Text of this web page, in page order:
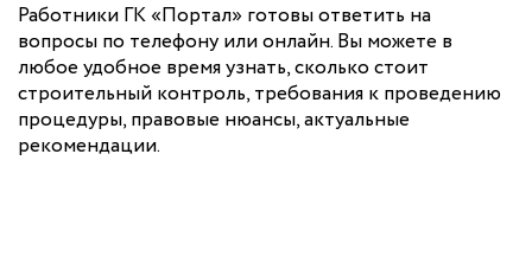
Работники ГК «Портал» готовы ответить на
вопросы по телефону или онлайн. Вы можете в
любое удобное время узнать, сколько стоит
строительный контроль, требования к проведению
процедуры, правовые нюансы, актуальные
рекомендации.